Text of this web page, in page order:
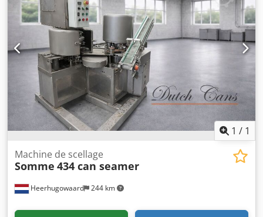
1 / 1
Heerhugowaard 244 km
Machine de scellage
Somme 434 can seamer